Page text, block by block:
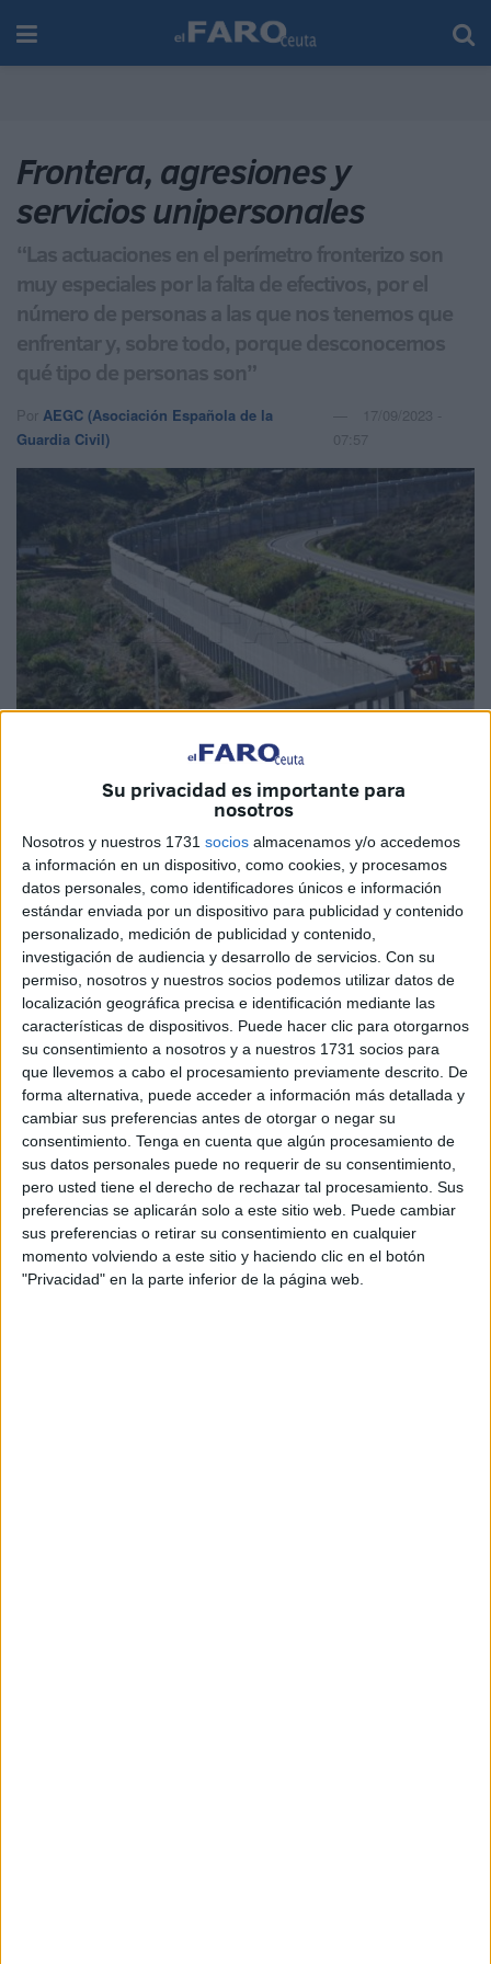
Su privacidad es importante para
nosotros
Nosotros y nuestros 1731 socios almacenamos y/o accedemos
a información en un dispositivo, como cookies, y procesamos
datos personales, como identificadores únicos e información
estándar enviada por un dispositivo para publicidad y contenido
personalizado, medición de publicidad y contenido,
investigación de audiencia y desarrollo de servicios. Con su
permiso, nosotros y nuestros socios podemos utilizar datos de
localización geográfica precisa e identificación mediante las
características de dispositivos. Puede hacer clic para otorgarnos
su consentimiento a nosotros y a nuestros 1731 socios para
que llevemos a cabo el procesamiento previamente descrito. De
forma alternativa, puede acceder a información más detallada y
cambiar sus preferencias antes de otorgar o negar su
consentimiento. Tenga en cuenta que algún procesamiento de
sus datos personales puede no requerir de su consentimiento,
pero usted tiene el derecho de rechazar tal procesamiento. Sus
preferencias se aplicarán solo a este sitio web. Puede cambiar
sus preferencias o retirar su consentimiento en cualquier
momento volviendo a este sitio y haciendo clic en el botón
"Privacidad" en la parte inferior de la página web.
Frontera, agresiones y
servicios unipersonales
“Las actuaciones en el perímetro fronterizo son
muy especiales por la falta de efectivos, por el
número de personas a las que nos tenemos que
enfrentar y, sobre todo, porque desconocemos
qué tipo de personas son”
Por AEGC (Asociación Española de la
Guardia Civil)
17/09/2023 -
07:57
Imagen de archivo
Ayer unos compañeros volvieron a insistirnos sobre los
servicios unipersonales en el perímetro fronterizo. La
respuesta fue que estamos esperando que el Servicio de
Riesgos Laborales de la Comandancia nos conteste al
requerimiento de valoración de riesgo que se entregó hace
semanas.
En AEGC nos tememos lo peor, porque en la Guardia Civil
asumir cambios a requerimiento de las Asociaciones
Profesionales es como una ofensa para los que tienen que
decidir esos cambios. Es como si un sacerdote asumiera
que Dios se equivocó con eso del que al séptimo día
descansó Dios, porque ahora estamos más por descansar
los fines de semana y dios nunca se equivoca, pero
tenemos muchas razones para exigir que los servicios